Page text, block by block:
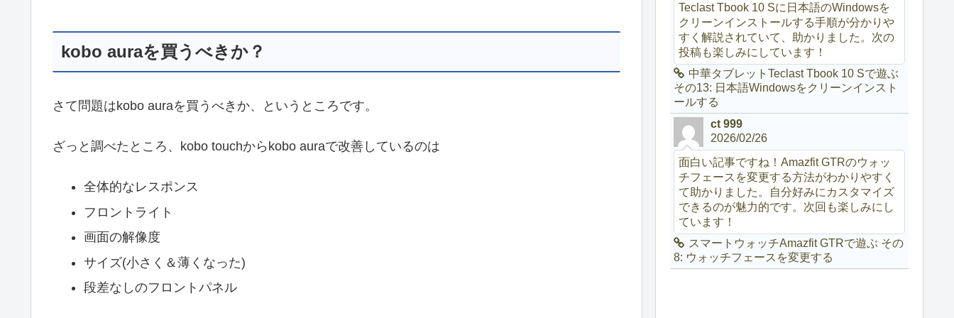
kobo auraを買うべきか？
さて問題はkobo auraを買うべきか、というところです。
ざっと調べたところ、kobo touchからkobo auraで改善しているのは
全体的なレスポンス
フロントライト
画面の解像度
サイズ(小さく＆薄くなった)
段差なしのフロントパネル
Teclast Tbook 10 Sに日本語のWindowsを
クリーンインストールする手順が分かりや
すく解説されていて、助かりました。次の
投稿も楽しみにしています！
中華タブレットTeclast Tbook 10 Sで遊ぶ
その13: 日本語Windowsをクリーンインスト
ールする
ct 999
2026/02/26
面白い記事ですね！Amazfit GTRのウォッ
チフェースを変更する方法がわかりやすく
て助かりました。自分好みにカスタマイズ
できるのが魅力的です。次回も楽しみにし
ています！
スマートウォッチAmazfit GTRで遊ぶ その
8: ウォッチフェースを変更する